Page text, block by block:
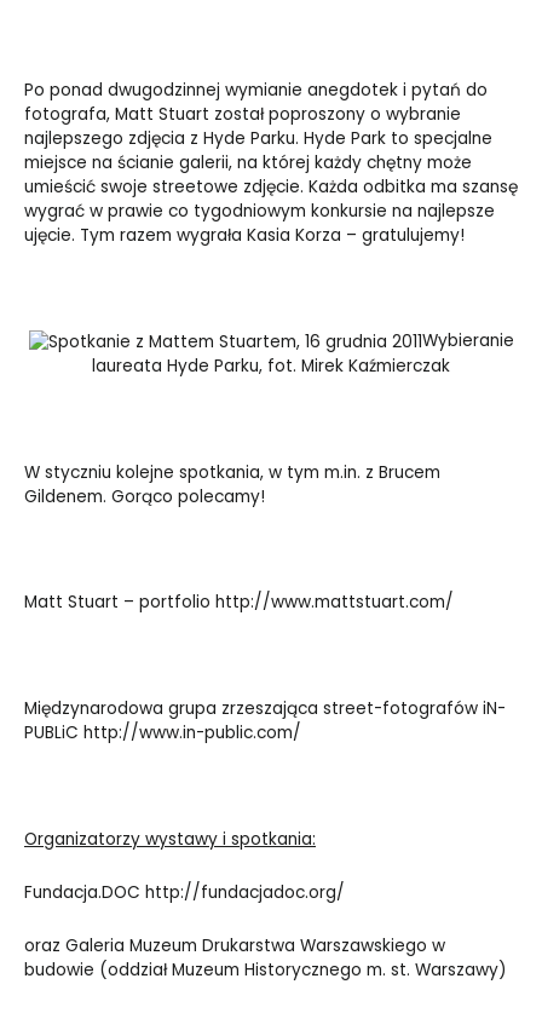
Po ponad dwugodzinnej wymianie anegdotek i pytań do
fotografa, Matt Stuart został poproszony o wybranie
najlepszego zdjęcia z Hyde Parku. Hyde Park to specjalne
miejsce na ścianie galerii, na której każdy chętny może
umieścić swoje streetowe zdjęcie. Każda odbitka ma szansę
wygrać w prawie co tygodniowym konkursie na najlepsze
ujęcie. Tym razem wygrała Kasia Korza – gratulujemy!
Wybieranie
laureata Hyde Parku, fot. Mirek Kaźmierczak
W styczniu kolejne spotkania, w tym m.in. z Brucem
Gildenem. Gorąco polecamy!
Matt Stuart – portfolio http://www.mattstuart.com/
Międzynarodowa grupa zrzeszająca street-fotografów iN-
PUBLiC http://www.in-public.com/
Organizatorzy wystawy i spotkania:
Fundacja.DOC http://fundacjadoc.org/
oraz Galeria Muzeum Drukarstwa Warszawskiego w
budowie (oddział Muzeum Historycznego m. st. Warszawy)